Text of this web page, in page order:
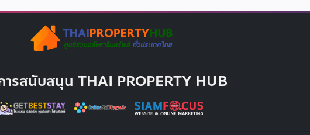
ารสนับสนุน THAI PROPERTY HUB